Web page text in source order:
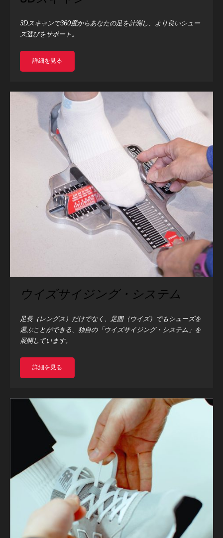
3Dスキャンで360度からあなたの足を計測し、より良いシュー
ズ選びをサポート。
詳細を見る
ウイズサイジング・システム
足長（レングス）だけでなく、足囲（ウイズ）でもシューズを
選ぶことができる、独自の「ウイズサイジング・システム」を
展開しています。
詳細を見る